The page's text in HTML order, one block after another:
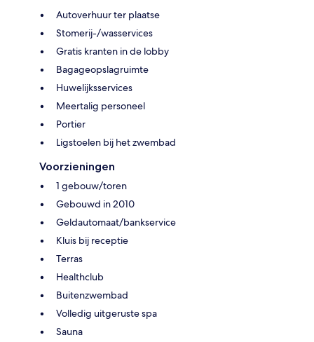
Autoverhuur ter plaatse
Stomerij-/wasservices
Gratis kranten in de lobby
Bagageopslagruimte
Huwelijksservices
Meertalig personeel
Portier
Ligstoelen bij het zwembad
Voorzieningen
1 gebouw/toren
Gebouwd in 2010
Geldautomaat/bankservice
Kluis bij receptie
Terras
Healthclub
Buitenzwembad
Volledig uitgeruste spa
Sauna